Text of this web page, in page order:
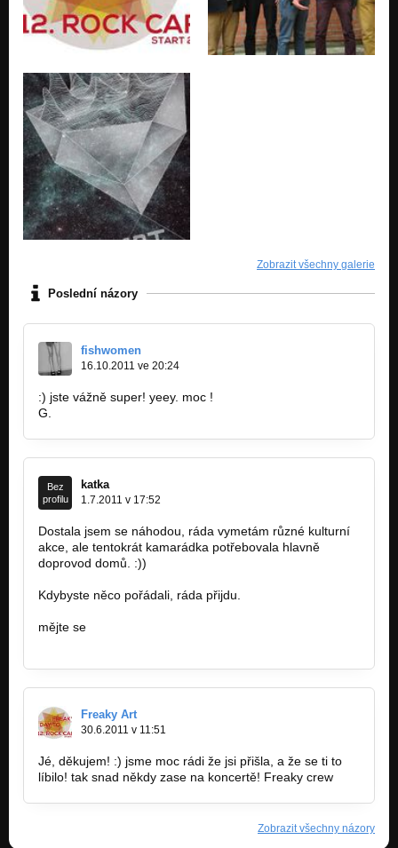
Zobrazit všechny galerie
Poslední názory
fishwomen
16.10.2011 ve 20:24
:) jste vážně super! yeey. moc !
G.
Bez
profilu
katka
1.7.2011 v 17:52
Dostala jsem se náhodou, ráda vymetám různé kulturní
akce, ale tentokrát kamarádka potřebovala hlavně
doprovod domů. :))
Kdybyste něco pořádali, ráda přijdu.
mějte se
Freaky Art
30.6.2011 v 11:51
Jé, děkujem! :) jsme moc rádi že jsi přišla, a že se ti to
líbilo! tak snad někdy zase na koncertě! Freaky crew
Zobrazit všechny názory